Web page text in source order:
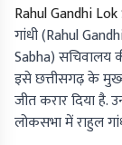
Rahul Gandhi
गांधी (Rahul
Sabha) सचिवालय
इसे छत्तीसगढ़ के
जीत करार दिया है.
लोकसभा में राहुल